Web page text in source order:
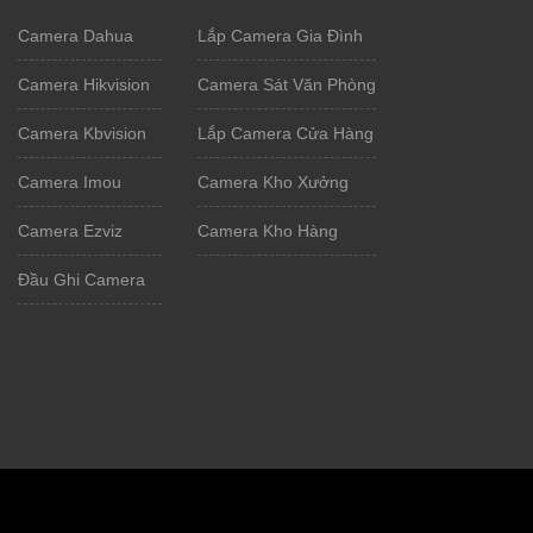
Camera Dahua
Camera Hikvision
Camera Kbvision
Camera Imou
Camera Ezviz
Đầu Ghi Camera
Lắp Camera Gia Đình
Camera Sát Văn Phòng
Lắp Camera Cửa Hàng
Camera Kho Xưởng
Camera Kho Hàng